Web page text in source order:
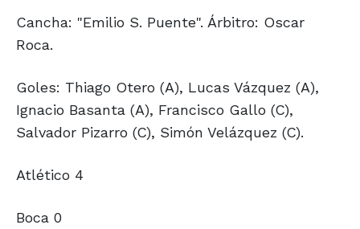
Cancha: "Emilio S. Puente". Árbitro: Oscar
Roca.
Goles: Thiago Otero (A), Lucas Vázquez (A),
Ignacio Basanta (A), Francisco Gallo (C),
Salvador Pizarro (C), Simón Velázquez (C).
Atlético 4
Boca 0